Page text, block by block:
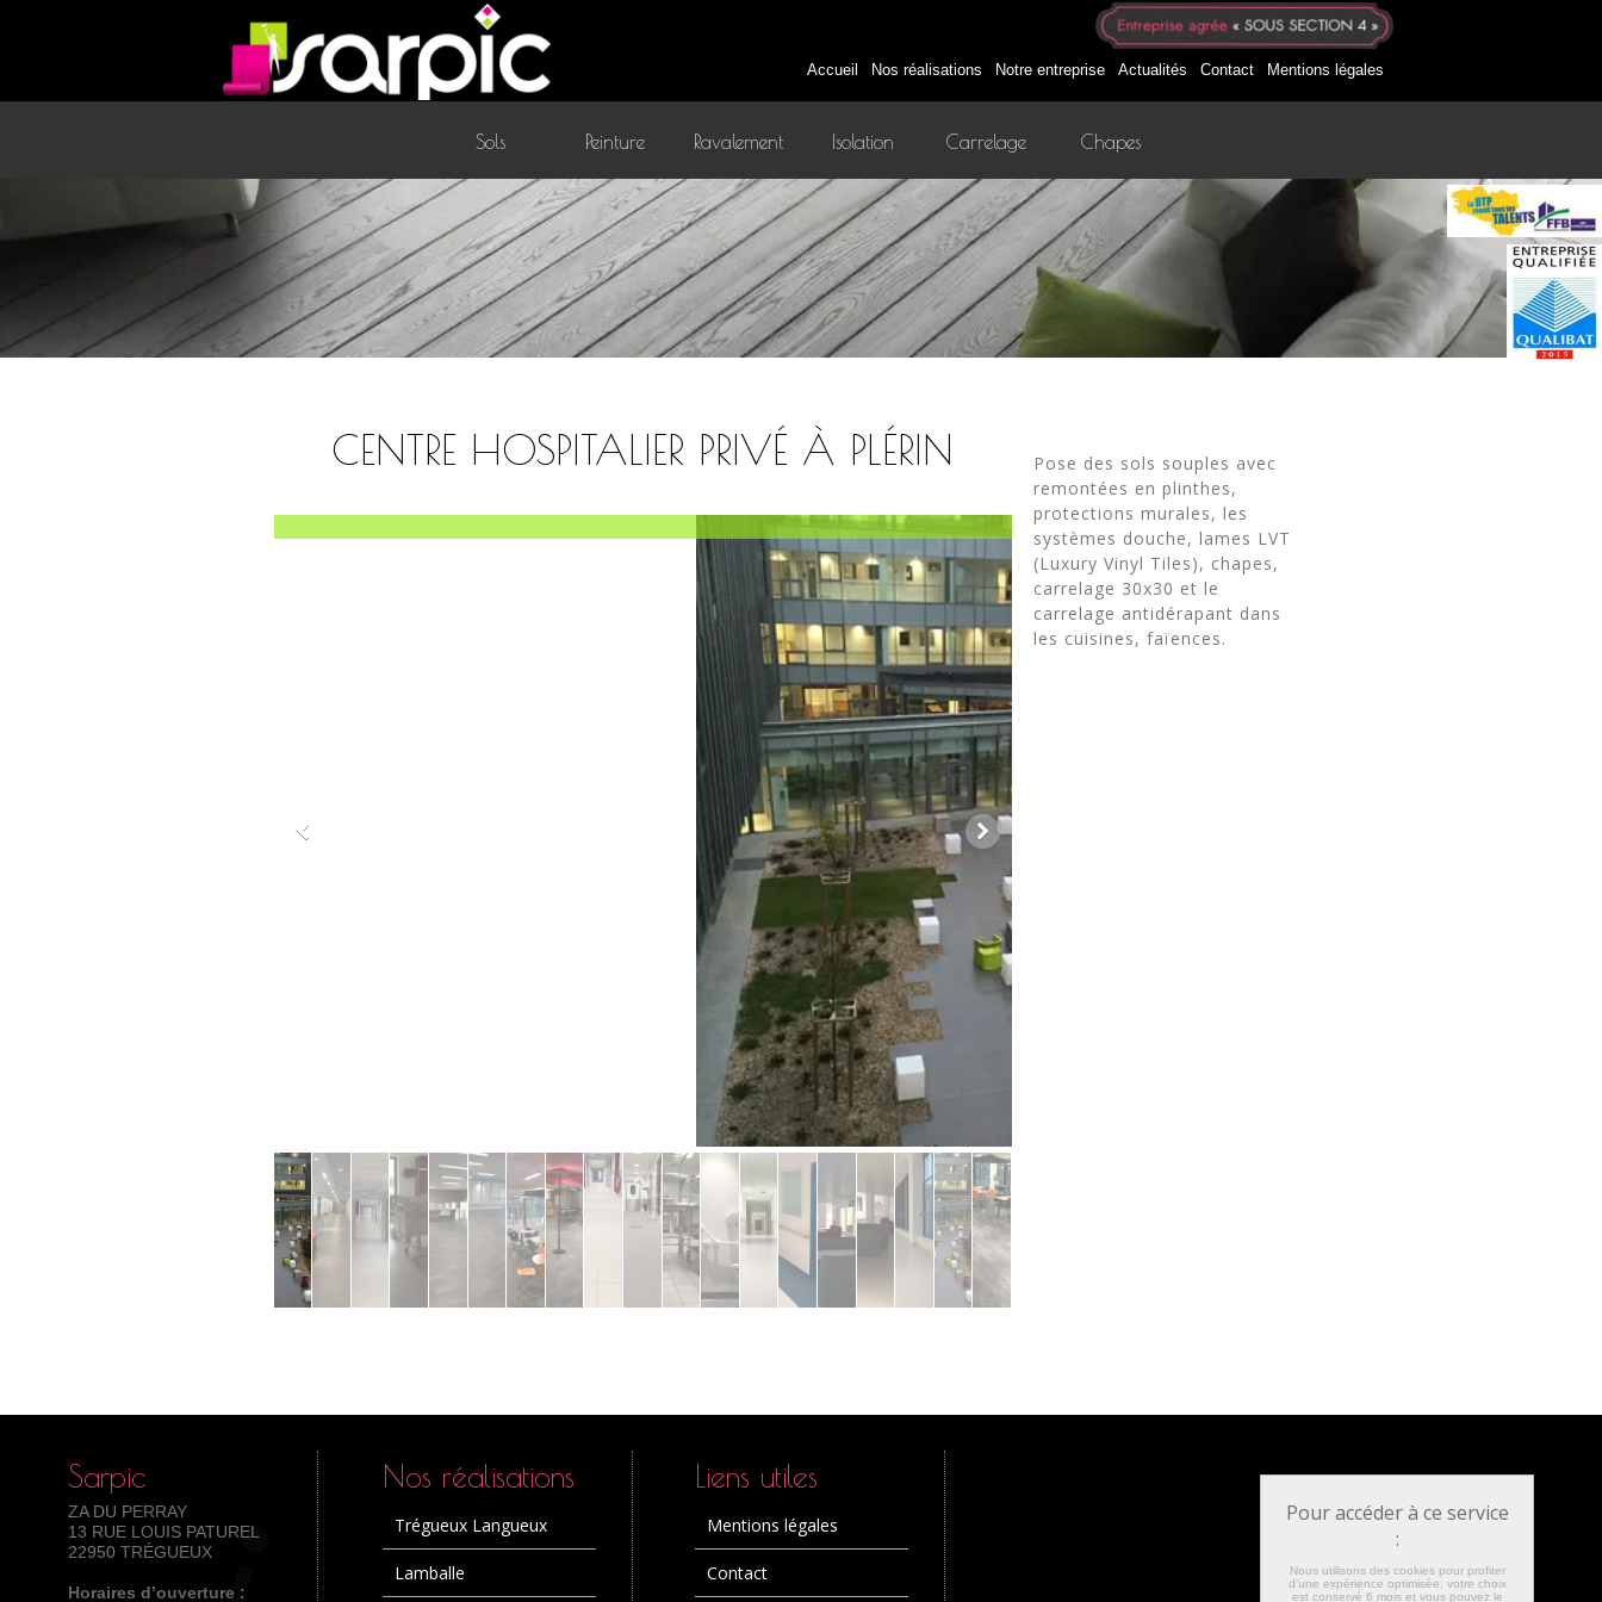
Sols Peinture
intérieure
Ravalement Isolation Carrelage Chapes
Accueil Nos réalisations Notre entreprise Actualités Contact Mentions légales
CENTRE HOSPITALIER PRIVÉ À PLÉRIN
Pose des sols souples avec
remontées en plinthes,
protections murales, les
systèmes douche, lames LVT
(Luxury Vinyl Tiles), chapes,
carrelage 30x30 et le
carrelage antidérapant dans
les cuisines, faïences.
Sarpic
ZA DU PERRAY
13 RUE LOUIS PATUREL
22950 TRÉGUEUX
Horaires d’ouverture :
Nos réalisations
Trégueux Langueux
Lamballe
Liens utiles
Mentions légales
Contact
Pour accéder à ce service
:
Nous utilisons des cookies pour profiter
d'une expérience optimisée, votre choix
est conservé 6 mois et vous pouvez le